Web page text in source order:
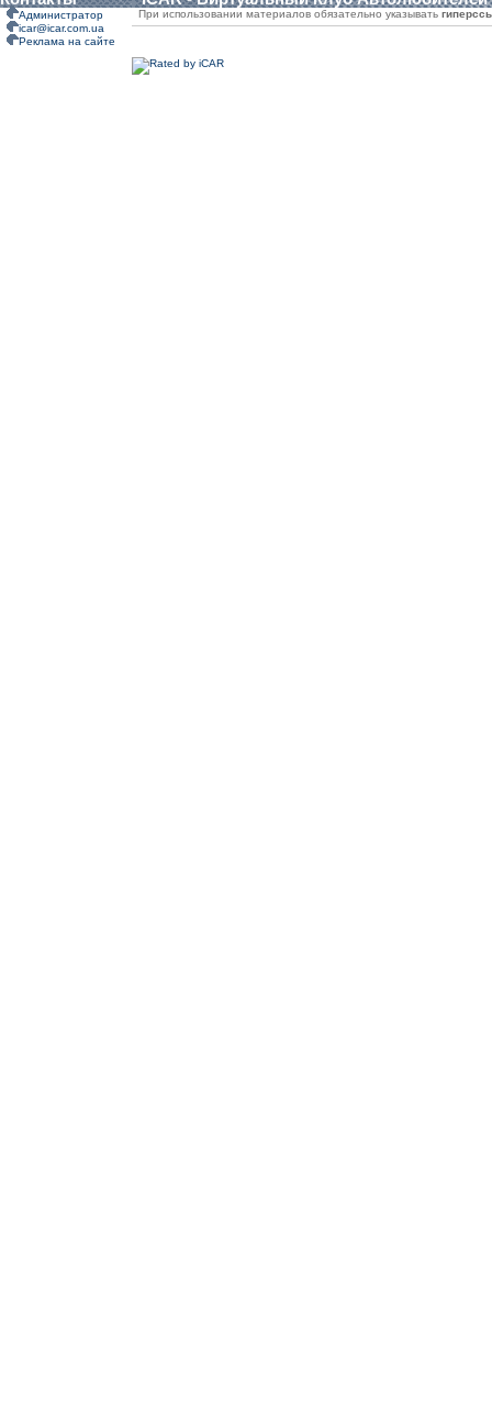
Администратор
icar@icar.com.ua
Реклама на сайте
При использовании материалов обязательно указывать